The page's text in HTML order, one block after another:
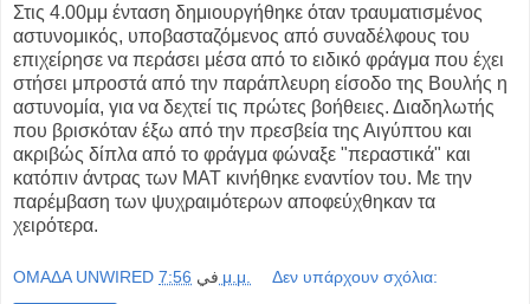
Στις 4.00μμ ένταση δημιουργήθηκε όταν τραυματισμένος
αστυνομικός, υποβασταζόμενος από συναδέλφους του
επιχείρησε να περάσει μέσα από το ειδικό φράγμα που έχει
στήσει μπροστά από την παράπλευρη είσοδο της Βουλής η
αστυνομία, για να δεχτεί τις πρώτες βοήθειες. Διαδηλωτής
που βρισκόταν έξω από την πρεσβεία της Αιγύπτου και
ακριβώς δίπλα από το φράγμα φώναξε "περαστικά" και
κατόπιν άντρας των ΜΑΤ κινήθηκε εναντίον του. Με την
παρέμβαση των ψυχραιμότερων αποφεύχθηκαν τα
χειρότερα.
OMAΔΑ UNWIRED في 7:56 μ.μ. Δεν υπάρχουν σχόλια: